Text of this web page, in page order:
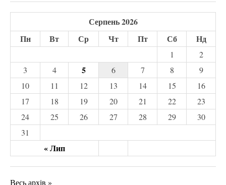
Серпень 2026
Пн
Вт Ср Чт Пт Сб Нд
« Лип
1
2
3
4 5 6 7 8
9
10
11 12 13 14 15
16
17
18 19 20 21 22
23
24
25 26 27 28 29
30
31
Весь архів »